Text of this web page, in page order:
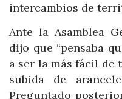
intercambios de
Ante la Asamblea
dijo que “pensaba
a ser la más fácil de
subida de
Preguntado